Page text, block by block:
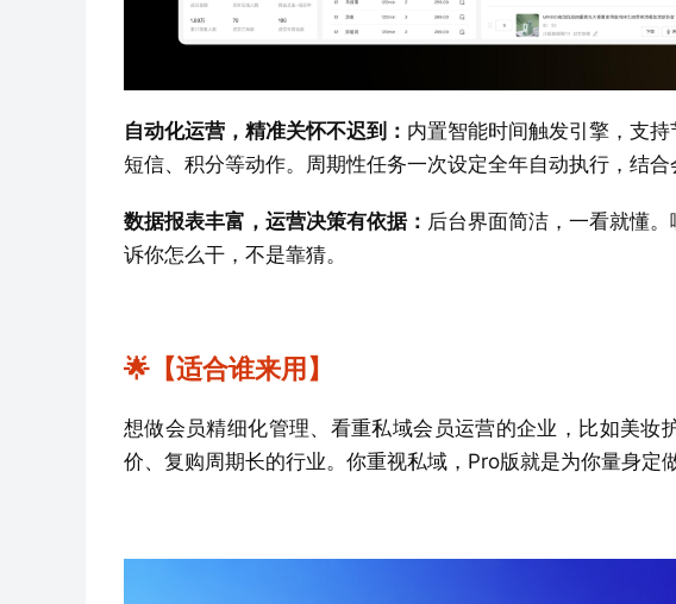
自动化运营，精准关怀不迟到： 内置智能时间触发引擎，支
短信、积分等动作。周期性任务一次设定全年自动执行，结合
数据报表丰富，运营决策有依据： 后台界面简洁，一看就懂
诉你怎么干，不是靠猜。
🌟【适合谁来用】
想做会员精细化管理、看重私域会员运营的企业，比如美妆
价、复购周期长的行业。你重视私域，Pro版就是为你量身定做